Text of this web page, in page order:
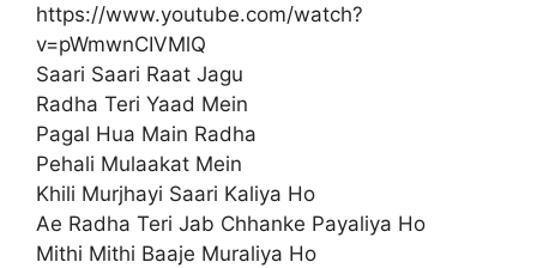
https://www.youtube.com/watch?
v=pWmwnCIVMlQ
Saari Saari Raat Jagu
Radha Teri Yaad Mein
Pagal Hua Main Radha
Pehali Mulaakat Mein
Khili Murjhayi Saari Kaliya Ho
Ae Radha Teri Jab Chhanke Payaliya Ho
Mithi Mithi Baaje Muraliya Ho